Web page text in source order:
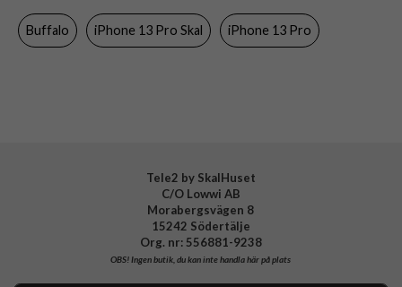
Färg
Buffalo iPhone 13 Pro Skal iPhone 13 Pro
Tele2 by SkalHuset
C/O Lowwi AB
Morabergsvägen 8
15242 Södertälje
Org. nr: 556881-9238
OBS!Ingen butik, du kan inte handla här på plats